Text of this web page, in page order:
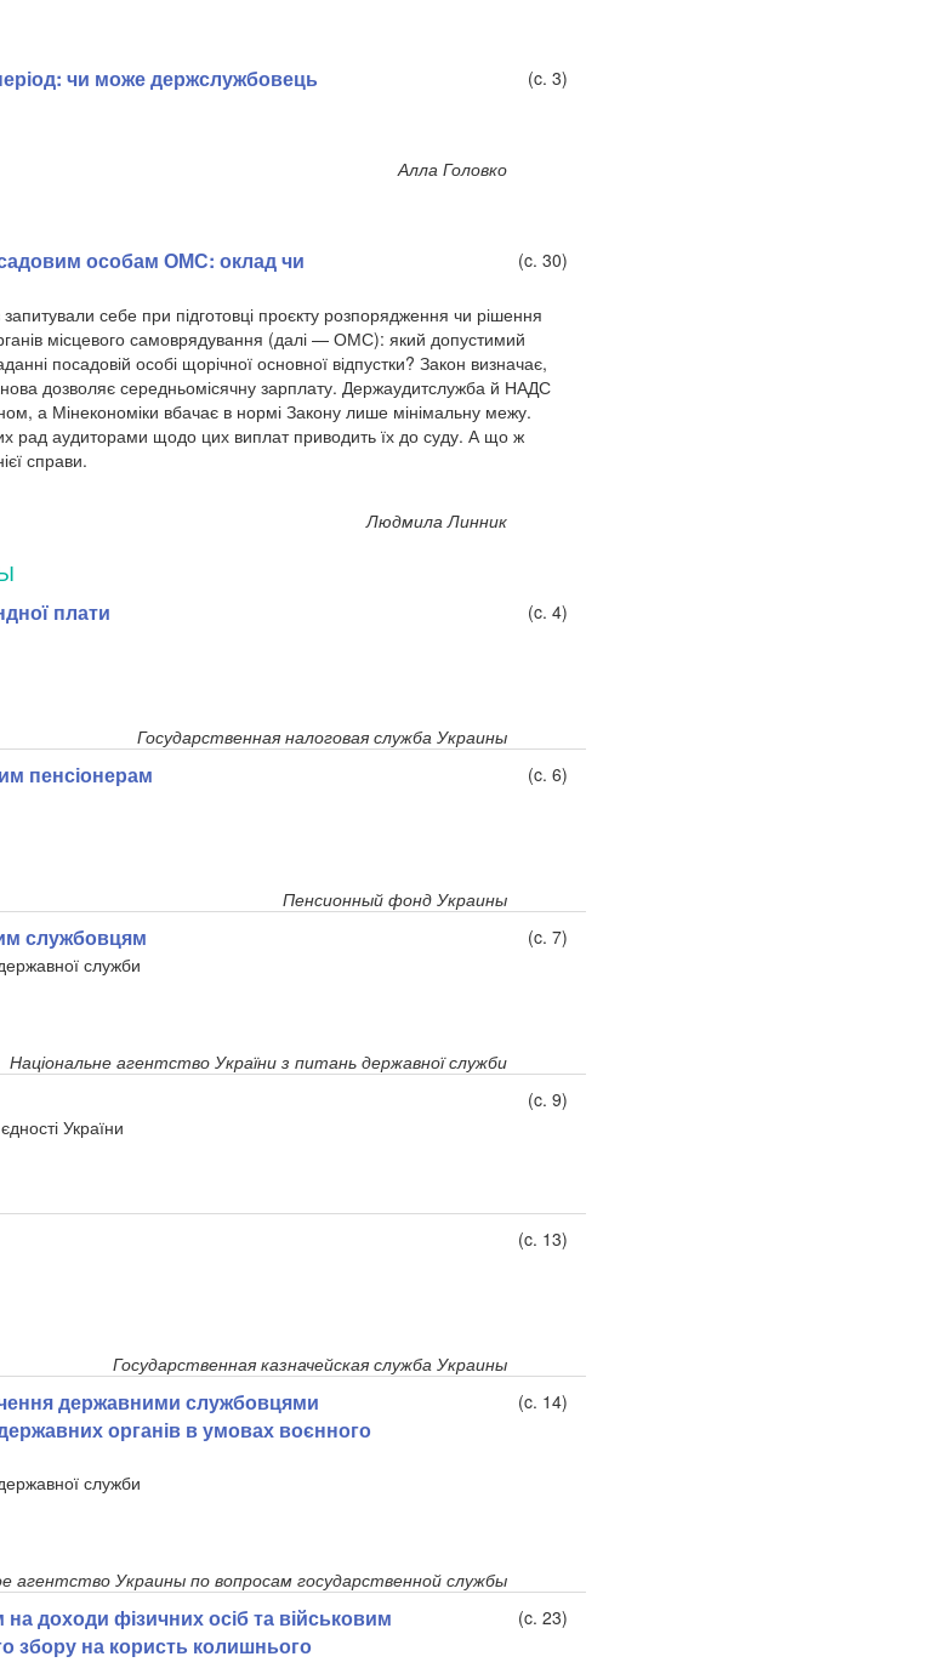
чи може держслужбовець
(c. 3)
Алла Головко
особам ОМС: оклад чи
(c. 30)
себе при підготовці проєкту розпорядження чи рішення
місцевого самоврядування (далі — ОМС): який допустимий
посадовій особі щорічної основної відпустки? Закон визначає,
дозволяє середньомісячну зарплату. Держаудитслужба й НАДС
а Мінекономіки вбачає в нормі Закону лише мінімальну межу.
рад аудиторами щодо цих виплат приводить їх до суду. А що ж
справи.
Людмила Линник
плати
(c. 4)
Государственная налоговая служба Украины
пенсіонерам
(c. 6)
Пенсионный фонд Украины
службовцям
(c. 7)
служби
Національне агентство України з питань державної служби
(c. 9)
України
(c. 13)
Государственная казначейская служба Украины
державними службовцями
органів в умовах воєнного
(c. 14)
служби
агентство Украины по вопросам государственной службы
доходи фізичних осіб та військовим
збору на користь колишнього
(c. 23)